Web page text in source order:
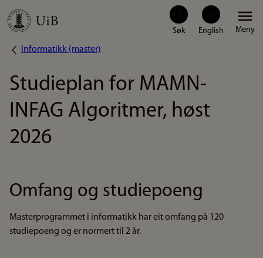
Hopp
Meny
Navigasjonssti
Informatikk (master)
Studieplan for MAMN-
INFAG Algoritmer, høst
2026
Omfang og studiepoeng
Masterprogrammet i informatikk har eit omfang på 120
studiepoeng og er normert til 2 år.